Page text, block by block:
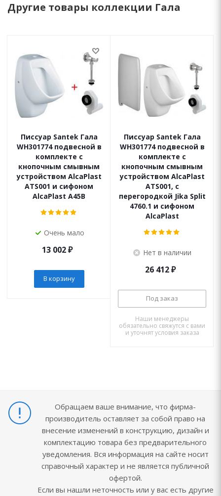
Другие товары коллекции Гала
Писсуар Santek Гала
WH301774 подвесной в
комплекте с
кнопочным смывным
устройством AlcaPlast
ATS001 и сифоном
AlcaPlast A45B
Очень мало
13 002₽
В корзину
Писсуар Santek Гала
WH301774 подвесной в
комплекте с
кнопочным смывным
устройством AlcaPlast
ATS001, с
перегородкой Jika Split
4760.1 и сифоном
AlcaPlast
Нет в наличии
26 412₽
Под заказ
Наши менеджеры
обязательно свяжутся с вами
и уточнят условия заказа
Обращаем ваше внимание, что фирма-
производитель оставляет за собой право на
внесение изменений в конструкцию, дизайн и
комплектацию товара без предварительного
уведомления. Вся информация на сайте носит
справочный характер и не является публичной
офертой.
Если вы нашли неточность или у вас есть другие